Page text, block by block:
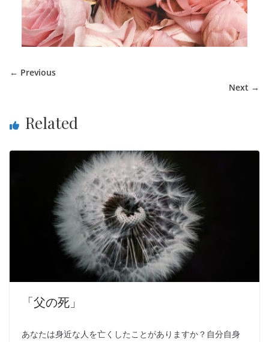
← Previous
Next →
Related
「父の死」
あなたは身近な人を亡くしたことがありますか？自分自身